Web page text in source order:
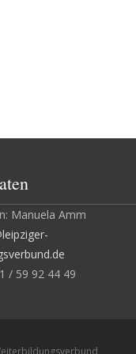
Manuela Amm
/ 59 92 44 49